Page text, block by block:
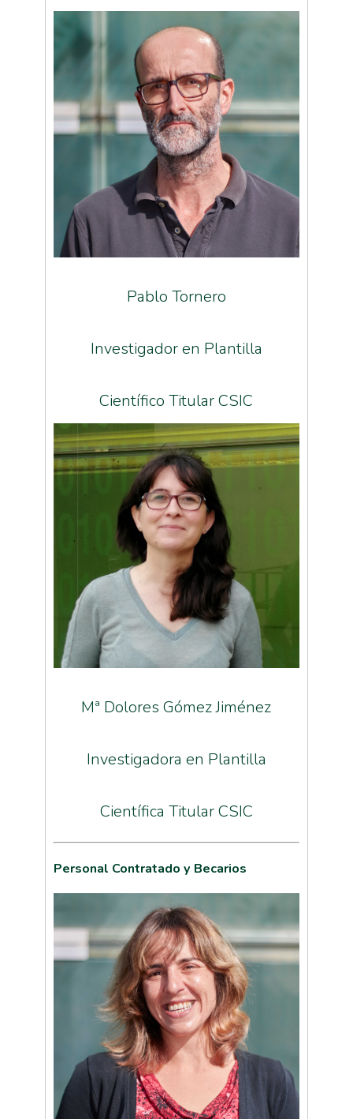
Pablo Tornero
Investigador en Plantilla
Científico Titular CSIC
Mª Dolores Gómez Jiménez
Investigadora en Plantilla
Científica Titular CSIC
Personal Contratado y Becarios